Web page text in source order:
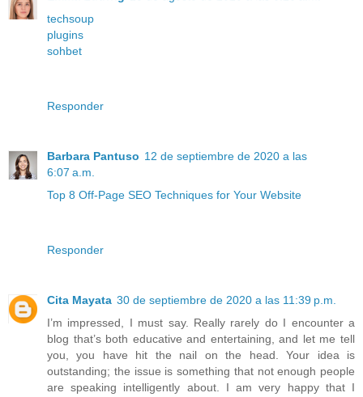
techsoup
plugins
sohbet
Responder
Barbara Pantuso 12 de septiembre de 2020 a las
6:07 a.m.
Top 8 Off-Page SEO Techniques for Your Website
Responder
Cita Mayata 30 de septiembre de 2020 a las 11:39 p.m.
I’m impressed, I must say. Really rarely do I encounter a
blog that’s both educative and entertaining, and let me tell
you, you have hit the nail on the head. Your idea is
outstanding; the issue is something that not enough people
are speaking intelligently about. I am very happy that I